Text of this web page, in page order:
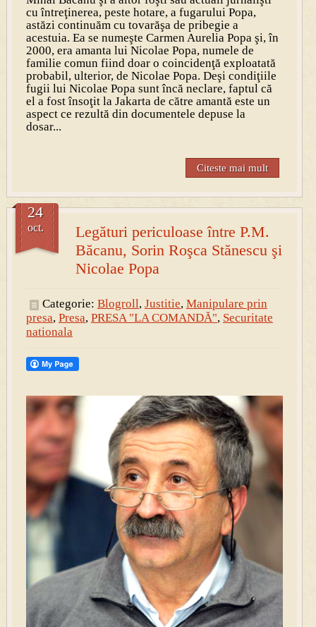
cu întreţinerea, peste hotare, a fugarului Popa,
astăzi continuăm cu tovarăşa de pribegie a
acestuia. Ea se numeşte Carmen Aurelia Popa şi, în
2000, era amanta lui Nicolae Popa, numele de
familie comun fiind doar o coincidenţă exploatată
probabil, ulterior, de Nicolae Popa. Deşi condiţiile
fugii lui Nicolae Popa sunt încă neclare, faptul că
el a fost însoţit la Jakarta de către amantă este un
aspect ce rezultă din documentele depuse la
dosar...
Citeste mai mult
Legături periculoase între P.M.
Băcanu, Sorin Roşca Stănescu şi
Nicolae Popa
24
oct.
Categorie: Blogroll, Justitie, Manipulare prin
presa, Presa, PRESA "LA COMANDĂ", Securitate
nationala